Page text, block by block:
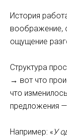
История
воображение,
ощущение
Структура
→ вот что
что
предложения —
Например: «У